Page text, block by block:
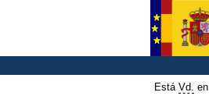
Está Vd. en